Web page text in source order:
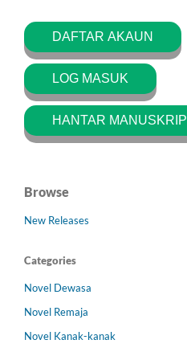
DAFTAR AKAUN
LOG MASUK
HANTAR MANUSKRIP
Browse
New Releases
Categories
Novel Dewasa
Novel Remaja
Novel Kanak-kanak